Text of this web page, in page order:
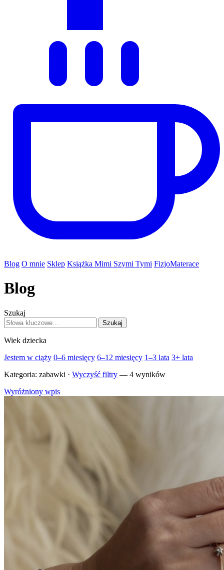
Blog O mnie Sklep Książka Mimi Szymi Tymi FizjoMaterace
Blog
Szukaj
Szukaj
Wiek dziecka
Jestem w ciąży 0–6 miesięcy 6–12 miesięcy 1–3 lata 3+ lata
Kategoria: zabawki · Wyczyść filtry — 4 wyników
Wyróżniony wpis